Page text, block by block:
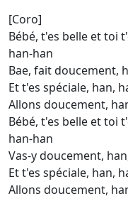
[Coro]
Bébé, t'es belle et toi
han-han
Bae, fait doucement,
Et t'es spéciale, han,
Allons doucement,
Bébé, t'es belle et toi
han-han
Vas-y doucement,
Et t'es spéciale, han,
Allons doucement,